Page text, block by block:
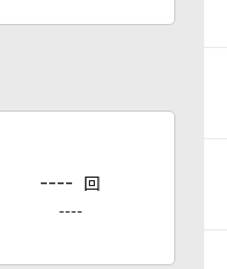
---- 回
----